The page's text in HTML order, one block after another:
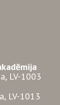
LV-1003
LV-1013